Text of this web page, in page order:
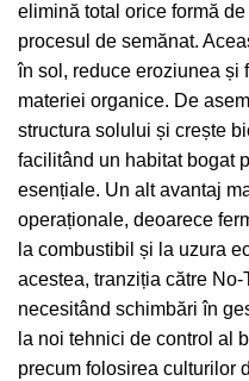
elimină total orice formă
procesul de semănat.
în sol, reduce eroziunea și
materiei organice. De
structura solului și crește
facilitând un habitat bogat
esențiale. Un alt avantaj
operaționale, deoarece
la combustibil și la uzura
acestea, tranziția către
necesitând schimbări în
la noi tehnici de control al
precum folosirea culturilor